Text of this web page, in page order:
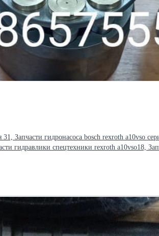
Запчасти гидронасоса bosch rexroth a10vso
спецтехники rexroth a10vso18, Запчасти
ремонта, выбор правильных
оригинальные компоненты, так и высококачественные